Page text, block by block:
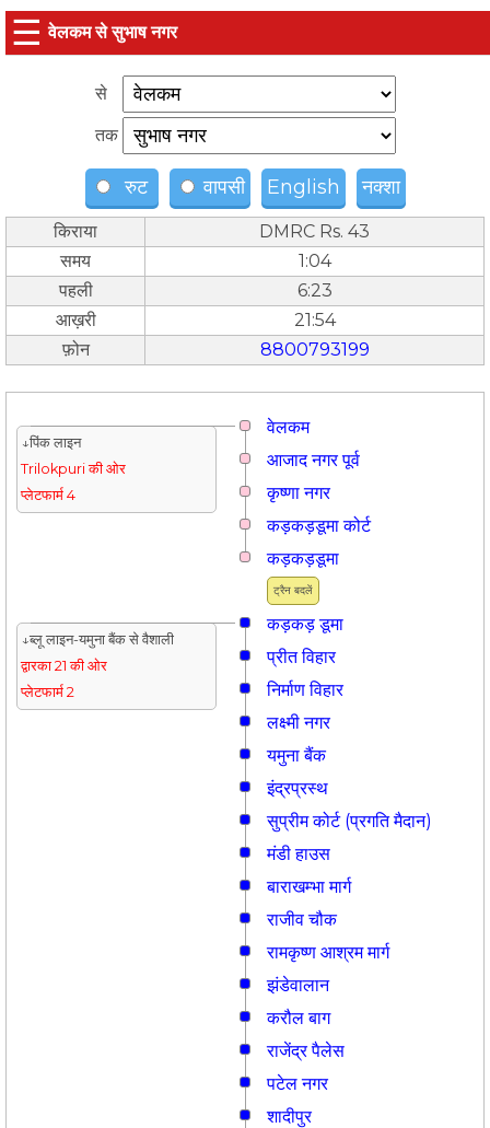
☰ वेलकम से सुभाष नगर
से
तक
रुट वापसी English नक्शा
किराया
DMRC Rs. 43
समय
1:04
पहली
6:23
आख़री
21:54
फ़ोन
8800793199
वेलकम
↓पिंक लाइन
Trilokpuri की ओर
प्लेटफार्म 4
आजाद नगर पूर्व
कृष्णा नगर
कड़कड़डूमा कोर्ट
ट्रैन बदलें
कड़कड़डूमा
कड़कड़ डूमा
↓ब्लू लाइन-यमुना बैंक से वैशाली
द्वारका 21 की ओर
प्लेटफार्म 2
प्रीत विहार
निर्माण विहार
लक्ष्मी नगर
यमुना बैंक
इंद्रप्रस्थ
सुप्रीम कोर्ट (प्रगति मैदान)
मंडी हाउस
बाराखम्भा मार्ग
राजीव चौक
रामकृष्ण आश्रम मार्ग
झंडेवालान
करौल बाग
राजेंद्र पैलेस
पटेल नगर
शादीपुर